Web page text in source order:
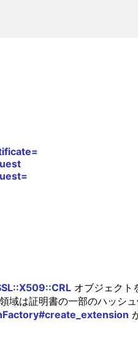
オブジェクト
は証明書の一部のハッシュ